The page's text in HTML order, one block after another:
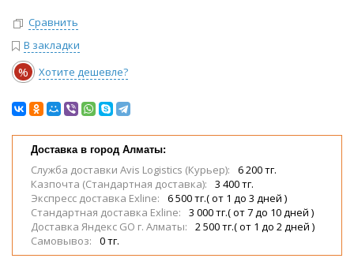
Сравнить
В закладки
% Хотите дешевле?
Доставка в город Алматы:
Служба доставки Avis Logistics (Курьер):
6 200 тг.
Казпочта (Стандартная доставка):
3 400 тг.
Экспресс доставка Exline:
6 500 тг.( от 1 до 3 дней )
Стандартная доставка Exline:
3 000 тг.( от 7 до 10 дней )
Доставка Яндекс GO г. Алматы:
2 500 тг.( от 1 до 2 дней )
Самовывоз:
0 тг.